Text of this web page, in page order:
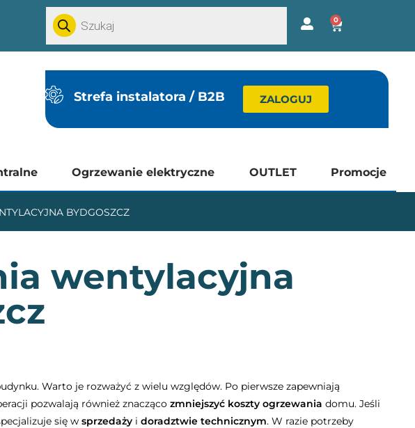
0
Strefa instalatora / B2B ZALOGUJ
Ogrzewanie elektryczne OUTLET Promocje
BYDGOSZCZ
wentylacyjna
Warto je rozważyć z wielu względów. Po pierwsze zapewniają
pozwalają również znacząco zmniejszyć koszty ogrzewania domu. Jeśli
się w sprzedaży i doradztwie technicznym. W razie potrzeby